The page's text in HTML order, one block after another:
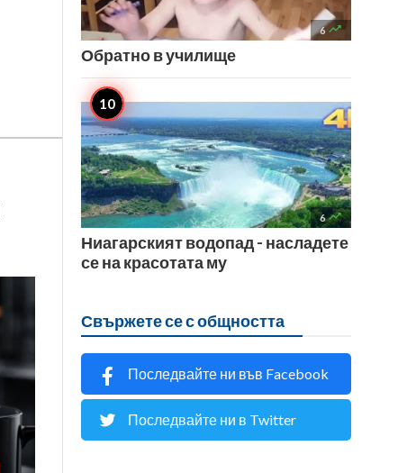
6 
Обратно в училище
6 
Ниагарският водопад - насладете
се на красотата му
Свържете се с общността
Последвайте ни във Facebook
Последвайте ни в Twitter